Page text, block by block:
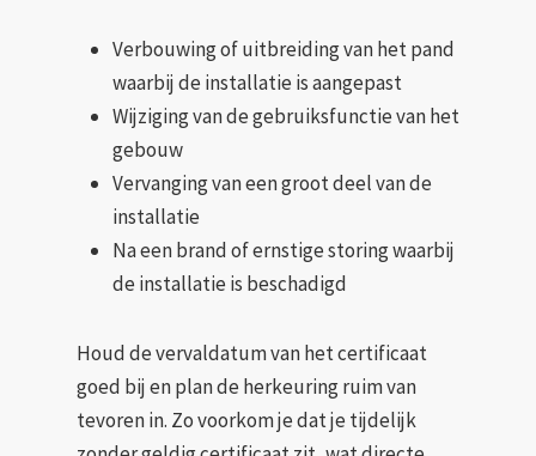
Verbouwing of uitbreiding van het pand
waarbij de installatie is aangepast
Wijziging van de gebruiksfunctie van het
gebouw
Vervanging van een groot deel van de
installatie
Na een brand of ernstige storing waarbij
de installatie is beschadigd
Houd de vervaldatum van het certificaat
goed bij en plan de herkeuring ruim van
tevoren in. Zo voorkom je dat je tijdelijk